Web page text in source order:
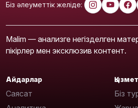
Біз әлеуметтік желіде:
Malim — анализге негізделген
пікірлер мен эксклюзив контент.
Айдарлар
Саясат
Қызмет
Біз